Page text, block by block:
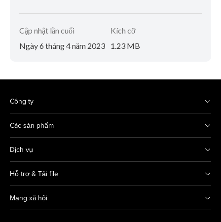
Cập nhật lần cuối
Ngày 6 tháng 4 năm 2023
Kích cỡ
1.23 MB
Công ty
Các sản phẩm
Dịch vụ
Hỗ trợ & Tải file
Mạng xã hội